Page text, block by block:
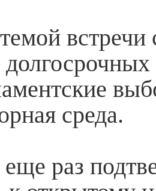
встречи
среда.
раз